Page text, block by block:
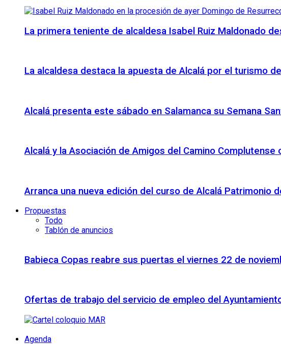
La primera teniente de alcaldesa Isabel Ruiz Maldonado
La alcaldesa destaca la apuesta de Alcalá por el turismo
Alcalá presenta este sábado en Salamanca su Semana
Alcalá y la Asociación de Amigos del Camino
Arranca una nueva edición del curso de Alcalá Patrimonio
Propuestas
Todo
Tablón de anuncios
Babieca Copas reabre sus puertas el viernes 22 de
Ofertas de trabajo del servicio de empleo del
Agenda